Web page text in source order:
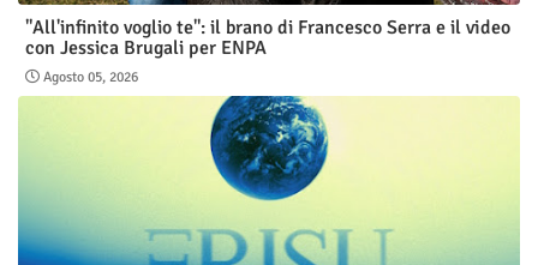
"All'infinito voglio te": il brano di Francesco Serra e il video
con Jessica Brugali per ENPA
Agosto 05, 2026